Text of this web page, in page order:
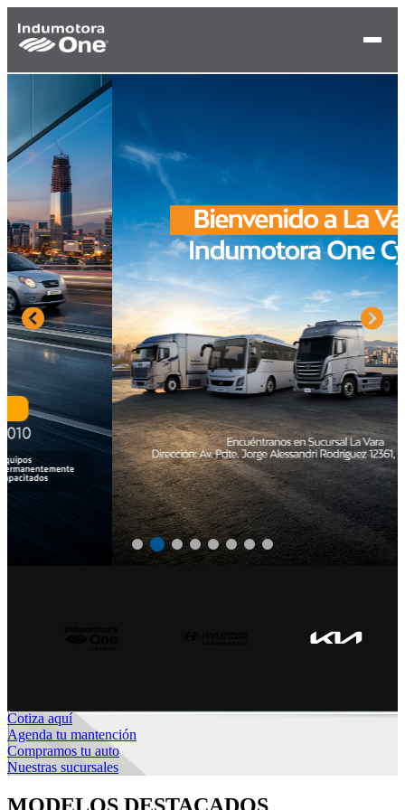
Cotiza aquí
Agenda tu mantención
Compramos tu auto
Nuestras sucursales
MODELOS DESTACADOS